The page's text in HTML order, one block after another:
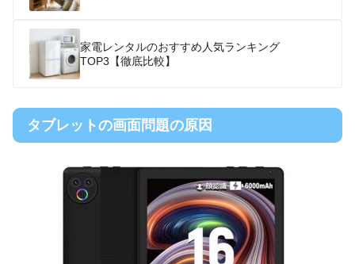
家電レンタルのおすすめ人気ランキング
TOP3【徹底比較】
タブレットの画面問題の原因